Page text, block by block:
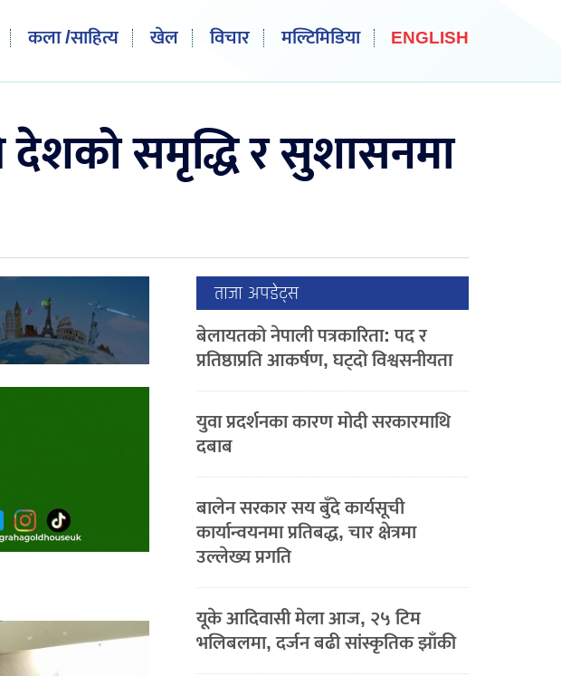
कला /साहित्य खेल विचार मल्टिमिडिया ENGLISH
समृद्धि र सुशासनमा
ताजा अपडेट्स
बेलायतको नेपाली पत्रकारिता: पद र
प्रतिष्ठाप्रति आकर्षण, घट्दो विश्वसनीयता
युवा प्रदर्शनका कारण मोदी सरकारमाथि
दबाब
बालेन सरकार सय बुँदे कार्यसूची
कार्यान्वयनमा प्रतिबद्ध, चार क्षेत्रमा
उल्लेख्य प्रगति
यूके आदिवासी मेला आज, २५ टिम
भलिबलमा, दर्जन बढी सांस्कृतिक झाँकी